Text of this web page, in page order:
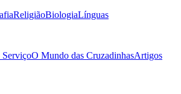
ReligiãoBiologiaLínguas
ServiçoO Mundo das CruzadinhasArtigos